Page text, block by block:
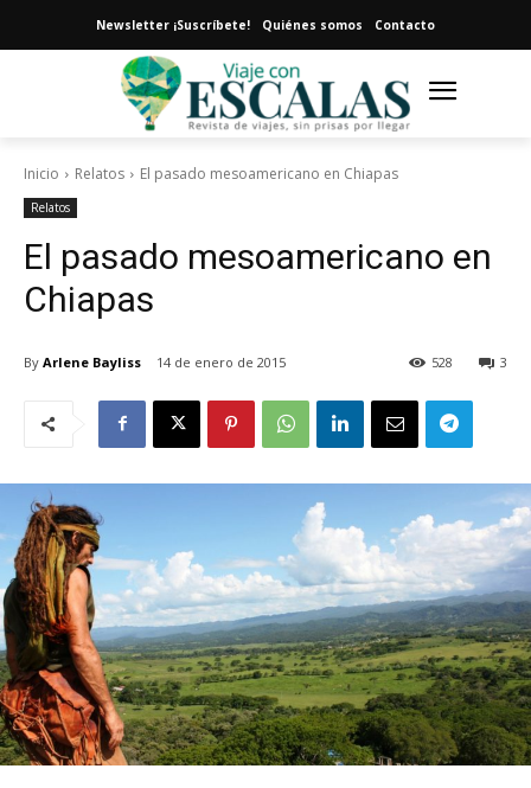
Newsletter ¡Suscríbete! Quiénes somos Contacto
Inicio Relatos El pasado mesoamericano en Chiapas
Relatos
El pasado mesoamericano en
Chiapas
By Arlene Bayliss 14 de enero de 2015 3
528